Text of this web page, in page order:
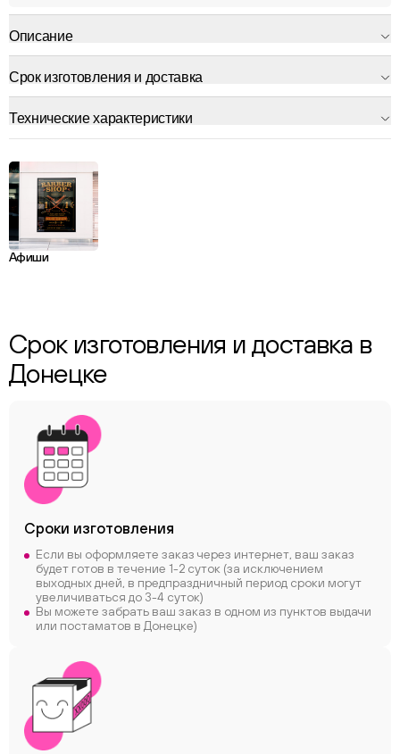
Описание
Срок изготовления и доставка
Технические характеристики
Афиши
Срок изготовления и доставка в
Донецке
Сроки изготовления
Если вы оформляете заказ через интернет, ваш заказ
будет готов в течение 1-2 суток (за исключением
выходных дней, в предпраздничный период сроки могут
увеличиваться до 3-4 суток)
Вы можете забрать ваш заказ в одном из пунктов выдачи
или постаматов в Донецке)